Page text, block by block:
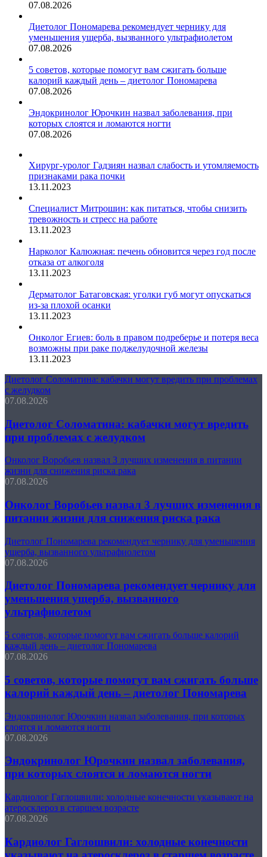
07.08.2026
Диетолог Пономарева рекомендует чернику для
уменьшения ущерба, вызванного ультрафиолетом
07.08.2026
5 советов, которые помогут вам сжигать больше
калорий каждый день – диетолог Пономарева
07.08.2026
Эндокринолог Юрочкин назвал заболевания, при
которых слоятся и ломаются ногти
07.08.2026
Хирург-уролог Гадзиян назвал слабость и утомляемость
признаками рака почки
13.11.2023
Специалист Митрошин: как питаться, чтобы снизить
тревожность и стресс на работе
13.11.2023
Нарколог Калюжная: печень обновится через год после
отказа от алкоголя
13.11.2023
Дерматолог Батаговская: уголки губ могут опускаться
из-за плохой осанки
13.11.2023
Онколог Егиев: боль в правом подреберье и потеря веса
возможны при раке поджелудочной железы
13.11.2023
Диетолог Соломатина: кабачки могут вредить при проблемах
с желудком
07.08.2026
Диетолог Соломатина: кабачки могут вредить
при проблемах с желудком
Онколог Воробьев назвал 3 лучших изменения в питании
жизни для снижения риска рака
07.08.2026
Онколог Воробьев назвал 3 лучших изменения в
питании жизни для снижения риска рака
Диетолог Пономарева рекомендует чернику для уменьшения
ущерба, вызванного ультрафиолетом
07.08.2026
Диетолог Пономарева рекомендует чернику для
уменьшения ущерба, вызванного
ультрафиолетом
5 советов, которые помогут вам сжигать больше калорий
каждый день – диетолог Пономарева
07.08.2026
5 советов, которые помогут вам сжигать больше
калорий каждый день – диетолог Пономарева
Эндокринолог Юрочкин назвал заболевания, при которых
слоятся и ломаются ногти
07.08.2026
Эндокринолог Юрочкин назвал заболевания,
при которых слоятся и ломаются ногти
Кардиолог Гаглошвили: холодные конечности указывают на
атеросклероз в старшем возрасте
07.08.2026
Кардиолог Гаглошвили: холодные конечности